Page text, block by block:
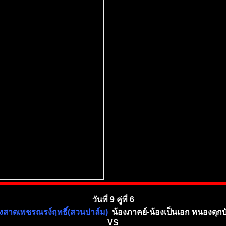
วันที่ 9 คู่ที่ 6
สาดเพชรณรง์ฤทธิ์(สวนปาล์ม) น้องภาคย์-น้องเป็นเอก หนองดุก
VS